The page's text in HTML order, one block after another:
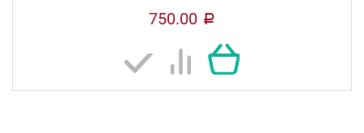
750.00 a